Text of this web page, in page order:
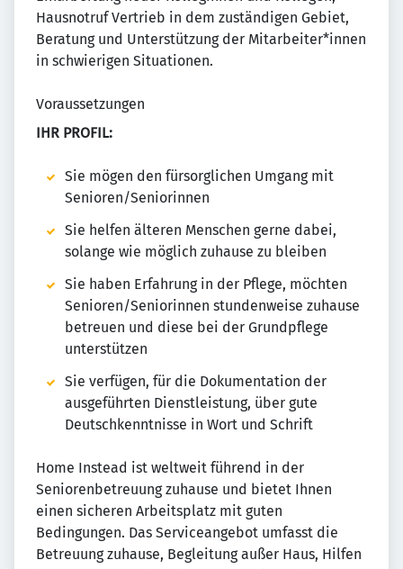
Hausnotruf Vertrieb in dem zuständigen Gebiet,
Beratung und Unterstützung der Mitarbeiter*innen
in schwierigen Situationen.
Voraussetzungen
IHR PROFIL:
Sie mögen den fürsorglichen Umgang mit
Senioren/Seniorinnen
Sie helfen älteren Menschen gerne dabei,
solange wie möglich zuhause zu bleiben
Sie haben Erfahrung in der Pflege, möchten
Senioren/Seniorinnen stundenweise zuhause
betreuen und diese bei der Grundpflege
unterstützen
Sie verfügen, für die Dokumentation der
ausgeführten Dienstleistung, über gute
Deutschkenntnisse in Wort und Schrift
Home Instead ist weltweit führend in der
Seniorenbetreuung zuhause und bietet Ihnen
einen sicheren Arbeitsplatz mit guten
Bedingungen. Das Serviceangebot umfasst die
Betreuung zuhause, Begleitung außer Haus, Hilfen